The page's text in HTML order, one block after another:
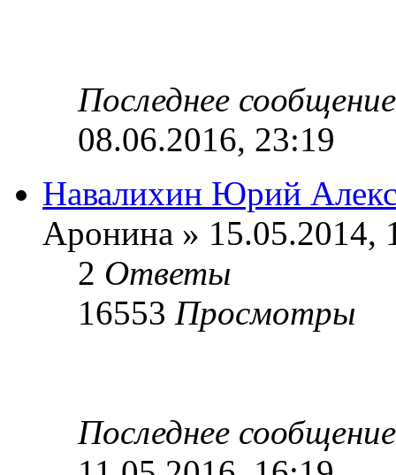
Последнее
08.06.2016, 23:19
Навалихин Юрий
Аронина » 15.05.2014,
2 Ответы
16553 Просмотры
Последнее